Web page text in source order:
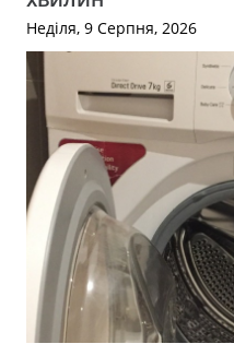
Неділя, 9 Серпня, 2026